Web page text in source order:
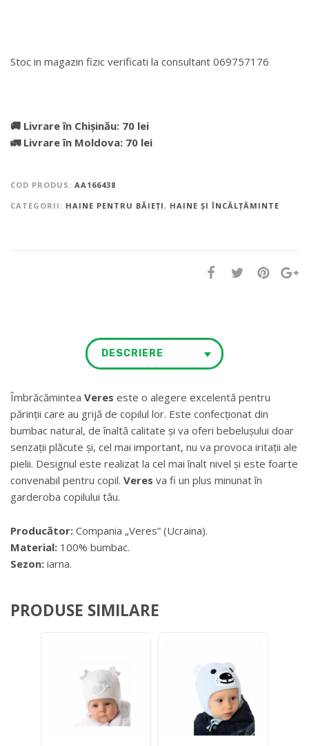
Stoc in magazin fizic verificati la consultant 069757176
🚚 Livrare în Chișinău: 70 lei
🚛 Livrare în Moldova: 70 lei
COD PRODUS: AA166438
CATEGORII: HAINE PENTRU BĂIEȚI, HAINE ȘI ÎNCĂLȚĂMINTE
DESCRIERE
Îmbrăcămintea Veres este o alegere excelentă pentru
părinții care au grijă de copilul lor. Este confecționat din
bumbac natural, de înaltă calitate și va oferi bebelușului doar
senzații plăcute și, cel mai important, nu va provoca iritații ale
pielii. Designul este realizat la cel mai înalt nivel și este foarte
convenabil pentru copil. Veres va fi un plus minunat în
garderoba copilului tău.
Producător: Compania „Veres” (Ucraina).
Material: 100% bumbac.
Sezon: iarna.
PRODUSE SIMILARE